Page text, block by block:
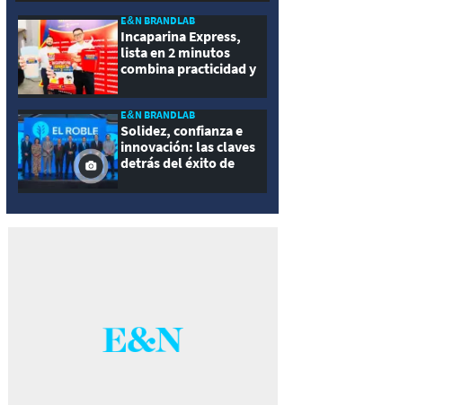
E&N BRANDLAB
Incaparina Express,
lista en 2 minutos
combina practicidad y
E&N BRANDLAB
Solidez, confianza e
innovación: las claves
detrás del éxito de